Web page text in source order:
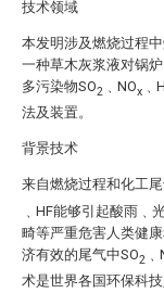
技术领域
本发明涉及燃烧过程
一种草木灰浆液对锅
多污染物SO2 ﹑NOx
法及装置。
背景技术
来自燃烧过程和化工
﹑HF能够引起酸雨﹑
畸等严重危害人类健
济有效的尾气中SO2
术是世界各国环保科